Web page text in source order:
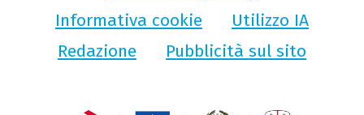
Informativa cookie
Utilizzo IA
Redazione
Pubblicità sul sito